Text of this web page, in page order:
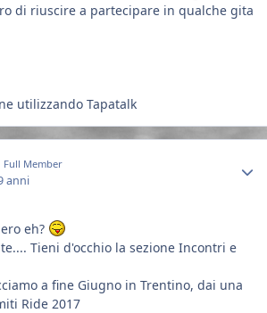
di riuscire a partecipare in qualche gita
utilizzando Tapatalk
Full Member
anni
eh?
Tieni d'occhio la sezione Incontri e
a fine Giugno in Trentino, dai una
Ride 2017